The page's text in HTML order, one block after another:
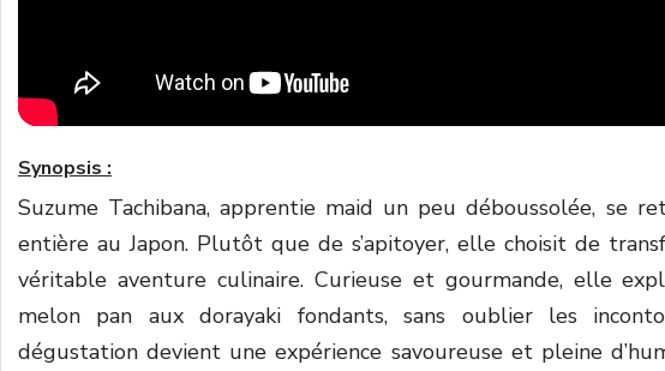
Synopsis :
Suzume Tachibana, apprentie maid un peu déboussolée, se
entière au Japon. Plutôt que de s’apitoyer, elle choisit de
véritable aventure culinaire. Curieuse et gourmande, elle
melon pan aux dorayaki fondants, sans oublier les
dégustation devient une expérience savoureuse et pleine